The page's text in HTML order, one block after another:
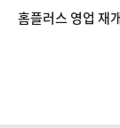
홈플러스 영업 재